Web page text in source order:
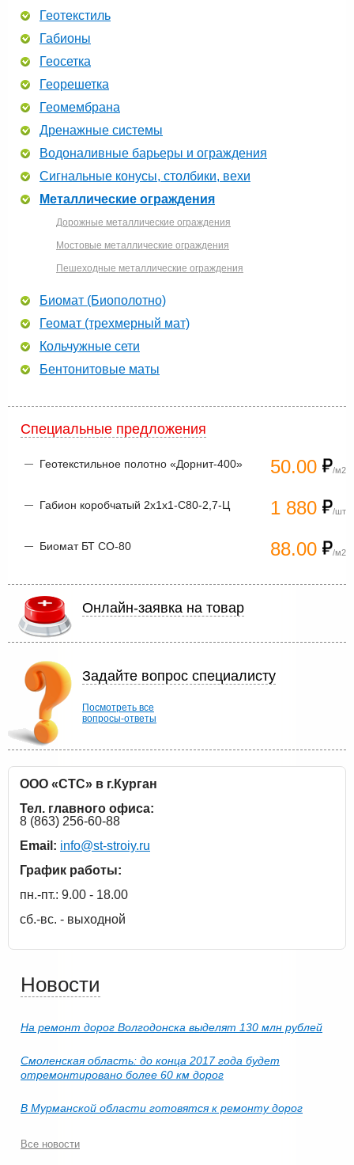
Геотекстиль
Габионы
Геосетка
Георешетка
Геомембрана
Дренажные системы
Водоналивные барьеры и ограждения
Сигнальные конусы, столбики, вехи
Металлические ограждения
Дорожные металлические ограждения
Мостовые металлические ограждения
Пешеходные металлические ограждения
Биомат (Биополотно)
Геомат (трехмерный мат)
Кольчужные сети
Бентонитовые маты
Специальные предложения
50.00 /м2
Геотекстильное полотно «Дорнит-400»
1 880 /шт
Габион коробчатый 2х1х1-С80-2,7-Ц
88.00 /м2
Биомат БТ СО-80
Онлайн-заявка на товар
Задайте вопрос специалисту
Посмотреть все
вопросы-ответы
ООО «СТС» в г.Курган
Тел. главного офиса:
8 (863) 256-60-88
Email: info@st-stroiy.ru
График работы:
пн.-пт.: 9.00 - 18.00
сб.-вс. - выходной
Новости
На ремонт дорог Волгодонска выделят 130 млн рублей
Смоленская область: до конца 2017 года будет
отремонтировано более 60 км дорог
В Мурманской области готовятся к ремонту дорог
Все новости